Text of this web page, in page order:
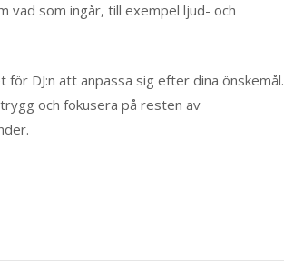
vad som ingår, till exempel ljud- och
DJ:n att anpassa sig efter dina önskemål.
och fokusera på resten av